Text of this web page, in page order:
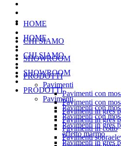
HOME
CHI SIAMO
SHOWROOM
PRODOTTI
Pavimenti
Pavimenti con
Pavimenti con
Pavimenti in gres
effetto marmo
Pavimenti in gres
HOME
CHI SIAMO
SHOWROOM
PRODOTTI
Pavimenti
Pavimenti con
Pavimenti con
Pavimenti in gres
Pavimenti in gres
Pavimenti in cotto
Pavimenti